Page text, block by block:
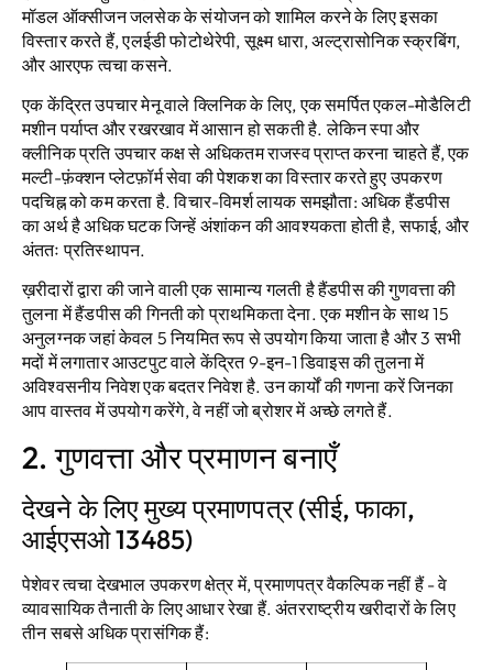
मॉडल ऑक्सीजन जलसेक के संयोजन को शामिल करने के लिए इसका
विस्तार करते हैं, एलईडी फोटोथेरेपी, सूक्ष्म धारा, अल्ट्रासोनिक स्क्रबिंग,
और आरएफ त्वचा कसने.
एक केंद्रित उपचार मेनू वाले क्लिनिक के लिए, एक समर्पित एकल-मोडैलिटी
मशीन पर्याप्त और रखरखाव में आसान हो सकती है. लेकिन स्पा और
क्लीनिक प्रति उपचार कक्ष से अधिकतम राजस्व प्राप्त करना चाहते हैं, एक
मल्टी-फ़ंक्शन प्लेटफ़ॉर्म सेवा की पेशकश का विस्तार करते हुए उपकरण
पदचिह्न को कम करता है. विचार-विमर्श लायक समझौता: अधिक हैंडपीस
का अर्थ है अधिक घटक जिन्हें अंशांकन की आवश्यकता होती है, सफाई, और
अंततः प्रतिस्थापन.
ख़रीदारों द्वारा की जाने वाली एक सामान्य गलती है हैंडपीस की गुणवत्ता की
तुलना में हैंडपीस की गिनती को प्राथमिकता देना. एक मशीन के साथ 15
अनुलग्नक जहां केवल 5 नियमित रूप से उपयोग किया जाता है और 3 सभी
मदों में लगातार आउटपुट वाले केंद्रित 9-इन-1 डिवाइस की तुलना में
अविश्वसनीय निवेश एक बदतर निवेश है. उन कार्यों की गणना करें जिनका
आप वास्तव में उपयोग करेंगे, वे नहीं जो ब्रोशर में अच्छे लगते हैं.
2. गुणवत्ता और प्रमाणन बनाएँ
देखने के लिए मुख्य प्रमाणपत्र (सीई, फाका,
आईएसओ 13485)
पेशेवर त्वचा देखभाल उपकरण क्षेत्र में, प्रमाणपत्र वैकल्पिक नहीं हैं - वे
व्यावसायिक तैनाती के लिए आधार रेखा हैं. अंतरराष्ट्रीय खरीदारों के लिए
तीन सबसे अधिक प्रासंगिक हैं: